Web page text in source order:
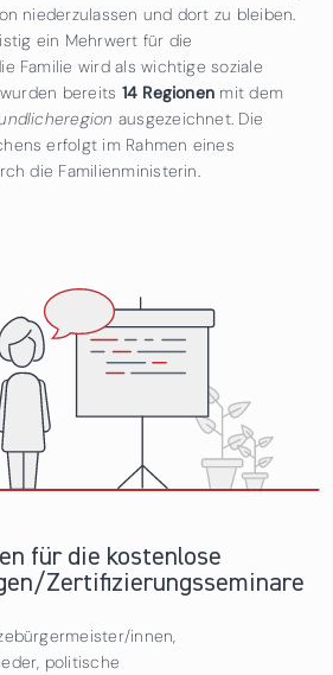
niederzulassen und dort zu bleiben.
ein Mehrwert für die
Familie wird als wichtige soziale
bereits 14 Regionen mit dem
ausgezeichnet. Die
erfolgt im Rahmen eines
die Familienministerin.
für die kostenlose
Zertifizierungsseminare
innen,
politische